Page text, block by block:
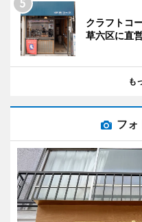
クラフトコ
草六区に直
も
フォ